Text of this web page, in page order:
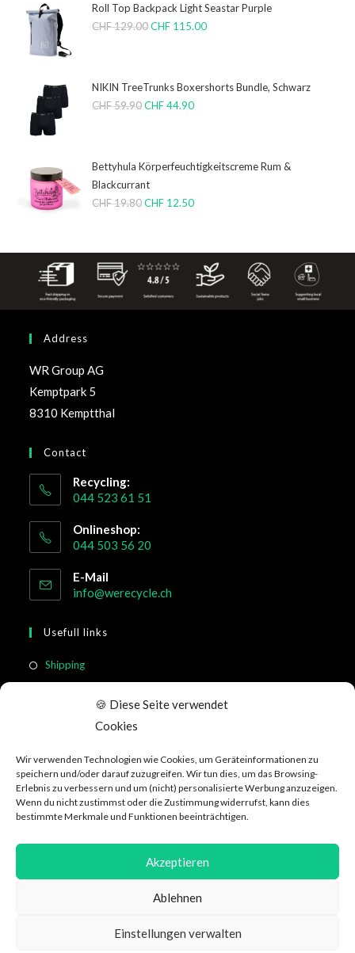
🍪 Diese Seite verwendet
Cookies
Wir verwenden Technologien wie Cookies, um Geräteinformationen zu
speichern und/oder darauf zuzugreifen. Wir tun dies, um das Browsing-
Erlebnis zu verbessern und um (nicht) personalisierte Werbung anzuzeigen.
Wenn du nicht zustimmst oder die Zustimmung widerrufst, kann dies
bestimmte Merkmale und Funktionen beeinträchtigen.
Akzeptieren
Ablehnen
Einstellungen verwalten
Roll Top Backpack Light Seastar Purple
CHF129.00 CHF 115.00
NIKIN TreeTrunks Boxershorts Bundle, Schwarz
CHF59.90 CHF44.90
Bettyhula Körperfeuchtigkeitscreme Rum &
Blackcurrant
CHF19.80 CHF 12.50
Address
WR Group AG
Kemptpark 5
8310 Kemptthal
Contact
Recycling:
044 523 61 51
Onlineshop:
044 503 56 20
E-Mail
info@werecycle.ch
Usefull links
Shipping
customer information
Social Media
GTC About WeRecycle Affiliate